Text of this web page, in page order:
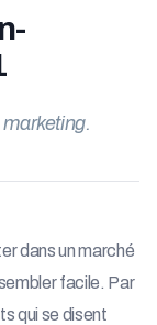
dans un marché
facile. Par
qui se disent